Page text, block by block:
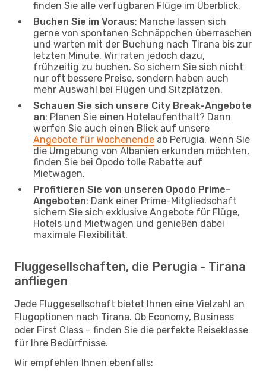
finden Sie alle verfügbaren Flüge im Überblick.
Buchen Sie im Voraus: Manche lassen sich
gerne von spontanen Schnäppchen überraschen
und warten mit der Buchung nach Tirana bis zur
letzten Minute. Wir raten jedoch dazu,
frühzeitig zu buchen. So sichern Sie sich nicht
nur oft bessere Preise, sondern haben auch
mehr Auswahl bei Flügen und Sitzplätzen.
Schauen Sie sich unsere City Break-Angebote
an: Planen Sie einen Hotelaufenthalt? Dann
werfen Sie auch einen Blick auf unsere
Angebote für Wochenende ab Perugia. Wenn Sie
die Umgebung von Albanien erkunden möchten,
finden Sie bei Opodo tolle Rabatte auf
Mietwagen.
Profitieren Sie von unseren Opodo Prime-
Angeboten: Dank einer Prime-Mitgliedschaft
sichern Sie sich exklusive Angebote für Flüge,
Hotels und Mietwagen und genießen dabei
maximale Flexibilität.
Fluggesellschaften, die Perugia - Tirana
anfliegen
Jede Fluggesellschaft bietet Ihnen eine Vielzahl an
Flugoptionen nach Tirana. Ob Economy, Business
oder First Class – finden Sie die perfekte Reiseklasse
für Ihre Bedürfnisse.
Wir empfehlen Ihnen ebenfalls: